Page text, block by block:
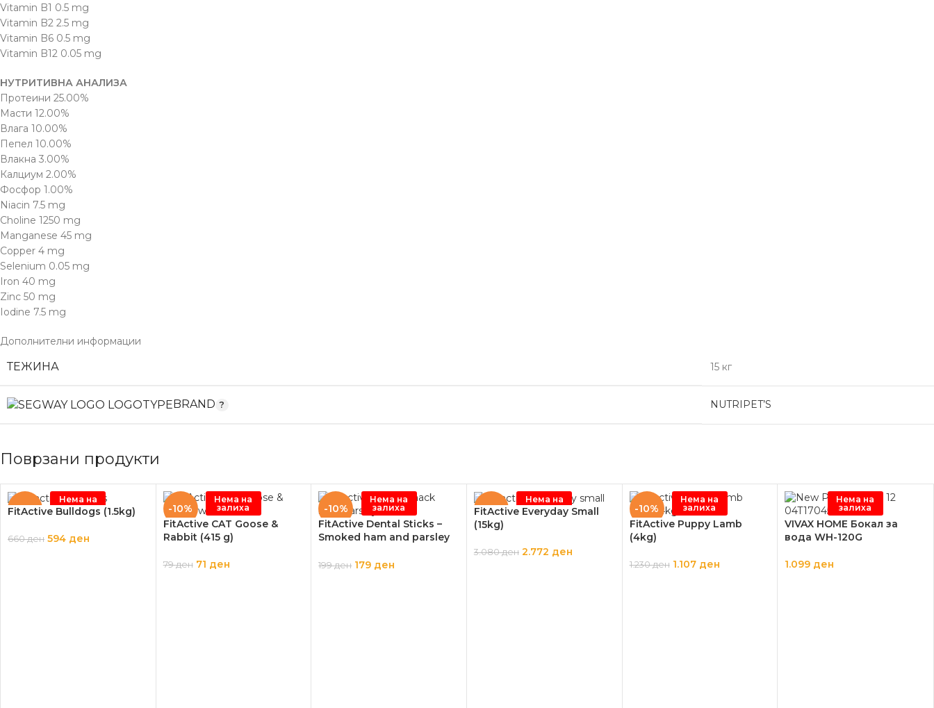
Vitamin B1 0.5 mg
Vitamin B2 2.5 mg
Vitamin B6 0.5 mg
Vitamin B12 0.05 mg
НУТРИТИВНА АНАЛИЗА
Протеини 25.00%
Масти 12.00%
Влага 10.00%
Пепел 10.00%
Влакна 3.00%
Калциум 2.00%
Фосфор 1.00%
Niacin 7.5 mg
Choline 1250 mg
Manganese 45 mg
Copper 4 mg
Selenium 0.05 mg
Iron 40 mg
Zinc 50 mg
Iodine 7.5 mg
Дополнителни информации
ТЕЖИНА 15 кг
BRAND NUTRIPET’S
Поврзани продукти
Нема на
залиха
-10%
FitActive Bulldogs (1.5kg)
660ден 594 ден
Нема на
залиха
-10%
FitActive CAT Goose &
Rabbit (415 g)
79ден 71 ден
Нема на
залиха
-10%
FitActive Dental Sticks –
Smoked ham and parsley
199ден 179 ден
Нема на
залиха
-10%
FitActive Everyday Small
(15kg)
3.080ден 2.772 ден
Нема на
залиха
-10%
FitActive Puppy Lamb
(4kg)
1.230ден 1.107 ден
Нема на
залиха
VIVAX HOME Бокал за
вода WH-120G
1.099 ден